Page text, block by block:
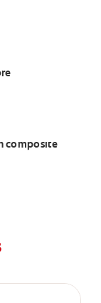
composite